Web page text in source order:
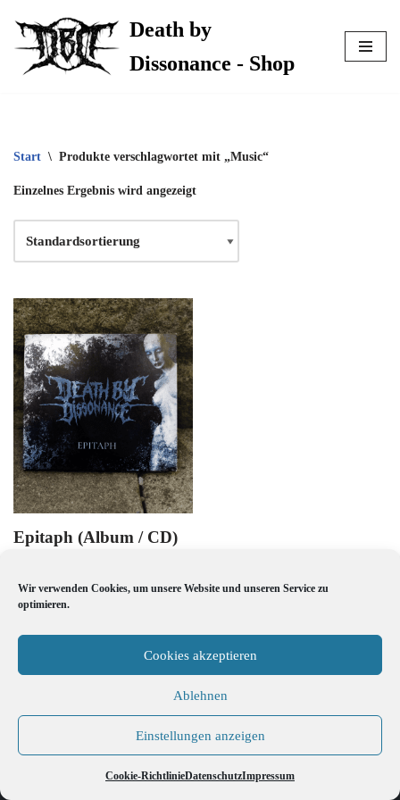
Wir verwenden Cookies, um unsere Website und unseren Service zu
optimieren.
Cookies akzeptieren
Ablehnen
Einstellungen anzeigen
Cookie-RichtlinieDatenschutzImpressum
Zum
Inhalt
Death by
Dissonance - Shop
Start \ Produkte verschlagwortet mit „Music“
Einzelnes Ergebnis wird angezeigt
Epitaph (Album / CD)
- Death by Dissonance -
Datenschutz|Impressum
|Cookie-Richtlinie